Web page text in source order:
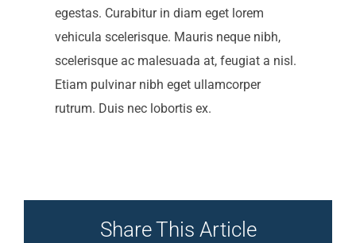
egestas. Curabitur in diam eget lorem
vehicula scelerisque. Mauris neque nibh,
scelerisque ac malesuada at, feugiat a nisl.
Etiam pulvinar nibh eget ullamcorper
rutrum. Duis nec lobortis ex.
Share This Article